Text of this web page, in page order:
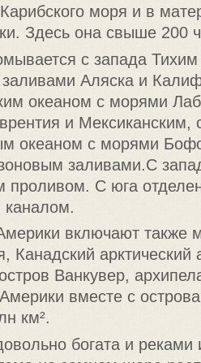
моря и в
Здесь она свыше 200
с запада
Аляска и
океаном с морями
и
океаном с морями
заливами.С
проливом. С юга
включают также
Канадский арктический
Ванкувер,
вместе с
км².
богата и